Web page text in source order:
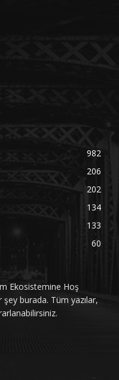
982
206
202
134
133
60
Ekosistemine Hoş
burada. Tüm yazılar,